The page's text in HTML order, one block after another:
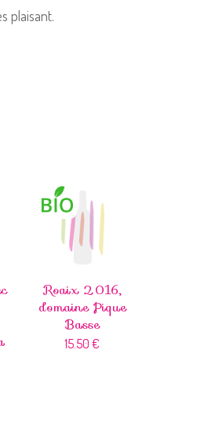
plaisant.
Roaix 2016,
domaine Pique
Basse
15.50 €